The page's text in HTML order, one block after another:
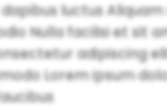
luctus Aliquam
Nulla facilisi et sit
adipiscing
Lorem ipsum